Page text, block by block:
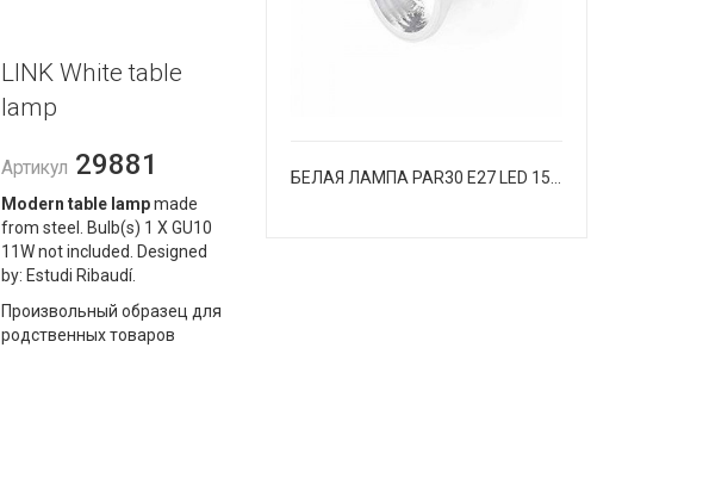
LINK White table
lamp
Артикул 29881
Modern table lampmade
from steel. Bulb(s) 1 X GU10
11W not included. Designed
by: Estudi Ribaudí.
Произвольный образец для
родственных товаров
БЕЛАЯ ЛАМПА PAR30 E27 LED 15W 2700K 30 °